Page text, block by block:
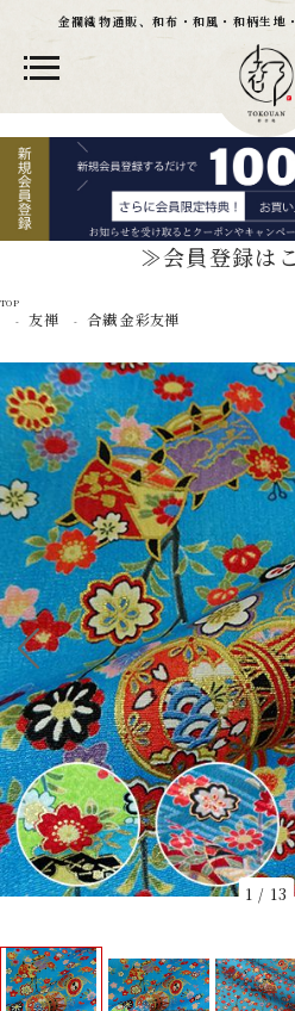
金襴織物通販、和布・和風・和柄生地
≫会員登録は
TOP
友禅 合繊 金彩友禅
1 / 13